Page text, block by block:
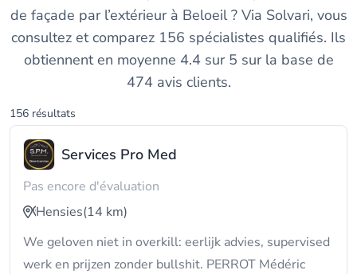
de façade par l’extérieur à Beloeil ? Via Solvari, vous
consultez et comparez 156 spécialistes qualifiés. Ils
obtiennent en moyenne 4.4 sur 5 sur la base de
474 avis clients.
156 résultats
Services Pro Med
Pas encore d'évaluation
Hensies(14 km)
We geloven niet in overkill: eerlijk advies, supervised
werk en prijzen zonder bullshit. PERROT Médéric